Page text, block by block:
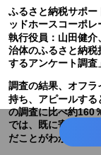
ふるさと納税サポ
ッドホースコーポ
執行役員：山田健
治体のふるさと納
するアンケート調査
調査の結果、オフ
持ち、アピールす
の調査に比べ約160
では、既に寄附経
だことがわかりまし